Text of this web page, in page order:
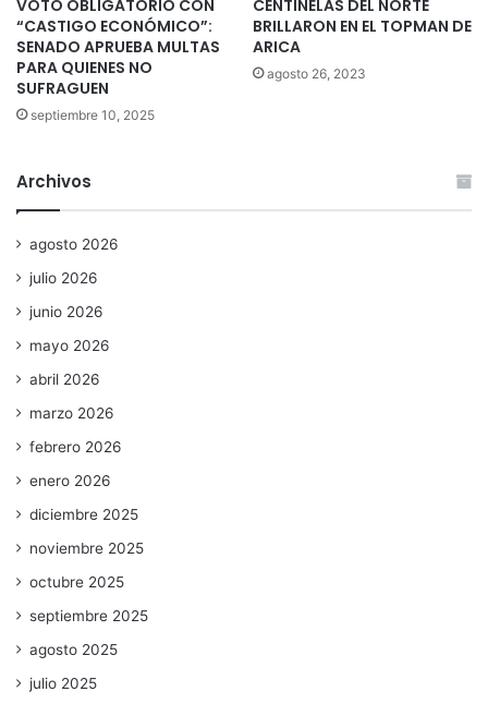
VOTO OBLIGATORIO CON
“CASTIGO ECONÓMICO”:
SENADO APRUEBA MULTAS
PARA QUIENES NO
SUFRAGUEN
septiembre 10, 2025
CENTINELAS DEL NORTE
BRILLARON EN EL TOPMAN DE
ARICA
agosto 26, 2023
Archivos
agosto 2026
julio 2026
junio 2026
mayo 2026
abril 2026
marzo 2026
febrero 2026
enero 2026
diciembre 2025
noviembre 2025
octubre 2025
septiembre 2025
agosto 2025
julio 2025